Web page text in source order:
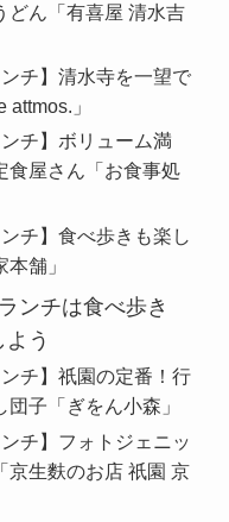
どん「有喜屋 清水吉
チ】清水寺を一望で
」
チ】ボリューム満
食屋さん「お食事処
チ】食べ歩きも楽し
舗」
ンチは食べ歩き
う
チ】祇園の定番！行
子「ぎをん小森」
チ】フォトジェニッ
京生麩のお店 祇園 京